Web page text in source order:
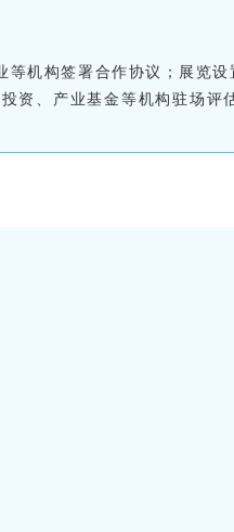
机构签署合作协议；展览
资、产业基金等机构驻场评